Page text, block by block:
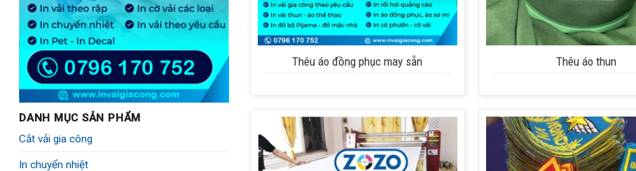
DANH MỤC SẢN PHẨM
Cắt vải gia công
In chuyển nhiệt
Thêu áo đồng phục may sẵn
+
Thêu áo thun